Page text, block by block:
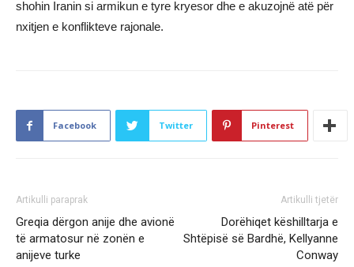
shohin Iranin si armikun e tyre kryesor dhe e akuzojnë atë për
nxitjen e konflikteve rajonale.
Facebook Twitter Pinterest
Artikulli paraprak
Greqia dërgon anije dhe avionë
të armatosur në zonën e
anijeve turke
Artikulli tjetër
Dorëhiqet këshilltarja e
Shtëpisë së Bardhë, Kellyanne
Conway